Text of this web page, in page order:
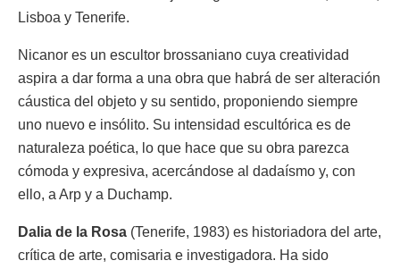
Lisboa y Tenerife.
Nicanor es un escultor brossaniano cuya creatividad
aspira a dar forma a una obra que habrá de ser alteración
cáustica del objeto y su sentido, proponiendo siempre
uno nuevo e insólito. Su intensidad escultórica es de
naturaleza poética, lo que hace que su obra parezca
cómoda y expresiva, acercándose al dadaísmo y, con
ello, a Arp y a Duchamp.
Dalia de la Rosa (Tenerife, 1983) es historiadora del arte,
crítica de arte, comisaria e investigadora. Ha sido